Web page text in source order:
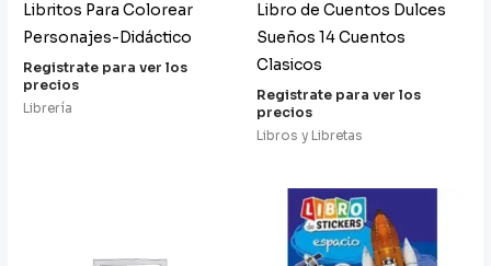
Libritos Para Colorear
Personajes-Didáctico
Registrate para ver los
precios
Librería
Libro de Cuentos Dulces
Sueños 14 Cuentos
Clasicos
Registrate para ver los
precios
Libros y Libretas